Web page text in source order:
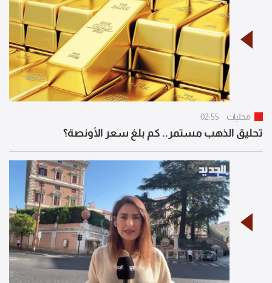
محليات 02:55
تحليق الذهب مستمر.. كم بلغ سعر الأونصة؟